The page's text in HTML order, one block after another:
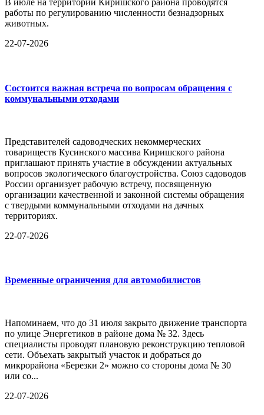
В июле на территории Киришского района проводятся
работы по регулированию численности безнадзорных
животных.
22-07-2026
Состоится важная встреча по вопросам обращения с
коммунальными отходами
Представителей садоводческих некоммерческих
товариществ Кусинского массива Киришского района
приглашают принять участие в обсуждении актуальных
вопросов экологического благоустройства. Союз садоводов
России организует рабочую встречу, посвященную
организации качественной и законной системы обращения
с твердыми коммунальными отходами на дачных
территориях.
22-07-2026
Временные ограничения для автомобилистов
Напоминаем, что до 31 июля закрыто движение транспорта
по улице Энергетиков в районе дома № 32. Здесь
специалисты проводят плановую реконструкцию тепловой
сети. Объехать закрытый участок и добраться до
микрорайона «Березки 2» можно со стороны дома № 30
или со...
22-07-2026